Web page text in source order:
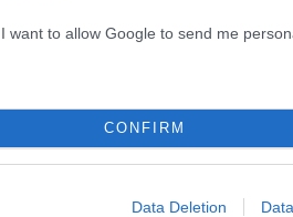
I want to allow Google to send me
CONFIRM
Data Deletion